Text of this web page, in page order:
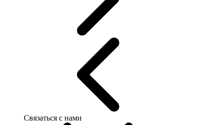
Связаться с нами